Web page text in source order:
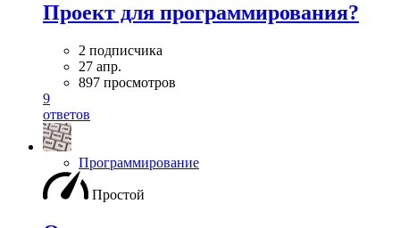
Проект для программирования?
2 подписчика
27 апр.
897 просмотров
9
ответов
Программирование
Простой